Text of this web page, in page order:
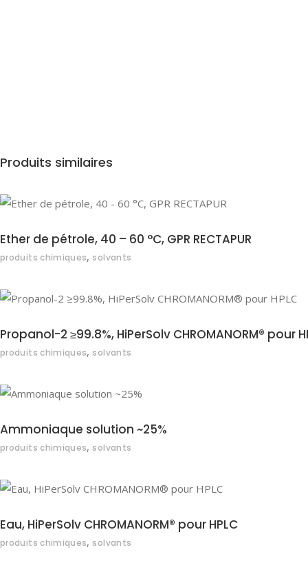
Produits similaires
Ether de pétrole, 40 – 60 °C, GPR RECTAPUR
produits chimiques, solvants
Propanol-2 ≥99.8%, HiPerSolv CHROMANORM® pour
produits chimiques, solvants
Ammoniaque solution ~25%
produits chimiques, solvants
Eau, HiPerSolv CHROMANORM® pour HPLC
produits chimiques, solvants